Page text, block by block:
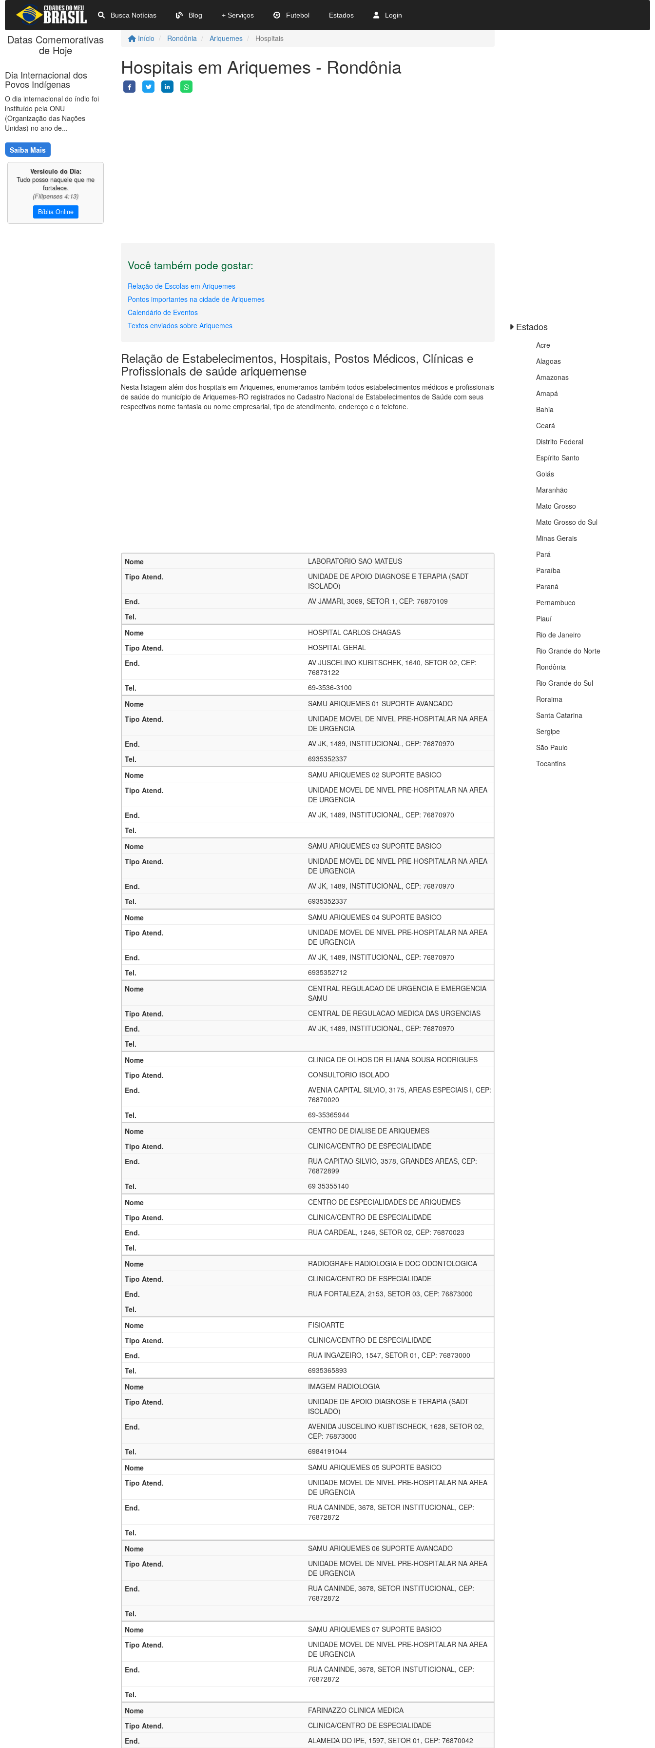
Busca Notícias Blog + Serviços Futebol Estados Login
Início Rondônia Ariquemes Hospitais
Hospitais em Ariquemes - Rondônia
Você também pode gostar:
Relação de Escolas em Ariquemes
Pontos importantes na cidade de Ariquemes
Calendário de Eventos
Textos enviados sobre Ariquemes
Relação de Estabelecimentos, Hospitais, Postos Médicos, Clínicas e
Profissionais de saúde ariquemense
Nesta listagem além dos hospitais em Ariquemes, enumeramos também todos estabelecimentos médicos e profissionais
de saúde do município de Ariquemes-RO registrados no Cadastro Nacional de Estabelecimentos de Saúde com seus
respectivos nome fantasia ou nome empresarial, tipo de atendimento, endereço e o telefone.
LABORATORIO SAO MATEUS
UNIDADE DE APOIO DIAGNOSE E TERAPIA (SADT
ISOLADO)
AV JAMARI, 3069, SETOR 1, CEP: 76870109
HOSPITAL CARLOS CHAGAS
HOSPITAL GERAL
AV JUSCELINO KUBITSCHEK, 1640, SETOR 02, CEP:
76873122
69-3536-3100
SAMU ARIQUEMES 01 SUPORTE AVANCADO
UNIDADE MOVEL DE NIVEL PRE-HOSPITALAR NA AREA
DE URGENCIA
AV JK, 1489, INSTITUCIONAL, CEP: 76870970
6935352337
SAMU ARIQUEMES 02 SUPORTE BASICO
UNIDADE MOVEL DE NIVEL PRE-HOSPITALAR NA AREA
DE URGENCIA
AV JK, 1489, INSTITUCIONAL, CEP: 76870970
SAMU ARIQUEMES 03 SUPORTE BASICO
UNIDADE MOVEL DE NIVEL PRE-HOSPITALAR NA AREA
DE URGENCIA
AV JK, 1489, INSTITUCIONAL, CEP: 76870970
6935352337
SAMU ARIQUEMES 04 SUPORTE BASICO
UNIDADE MOVEL DE NIVEL PRE-HOSPITALAR NA AREA
DE URGENCIA
AV JK, 1489, INSTITUCIONAL, CEP: 76870970
6935352712
CENTRAL REGULACAO DE URGENCIA E EMERGENCIA
SAMU
CENTRAL DE REGULACAO MEDICA DAS URGENCIAS
AV JK, 1489, INSTITUCIONAL, CEP: 76870970
CLINICA DE OLHOS DR ELIANA SOUSA RODRIGUES
CONSULTORIO ISOLADO
AVENIA CAPITAL SILVIO, 3175, AREAS ESPECIAIS I, CEP:
76870020
69-35365944
CENTRO DE DIALISE DE ARIQUEMES
CLINICA/CENTRO DE ESPECIALIDADE
RUA CAPITAO SILVIO, 3578, GRANDES AREAS, CEP:
76872899
69 35355140
CENTRO DE ESPECIALIDADES DE ARIQUEMES
CLINICA/CENTRO DE ESPECIALIDADE
RUA CARDEAL, 1246, SETOR 02, CEP: 76870023
RADIOGRAFE RADIOLOGIA E DOC ODONTOLOGICA
CLINICA/CENTRO DE ESPECIALIDADE
RUA FORTALEZA, 2153, SETOR 03, CEP: 76873000
FISIOARTE
CLINICA/CENTRO DE ESPECIALIDADE
RUA INGAZEIRO, 1547, SETOR 01, CEP: 76873000
6935365893
IMAGEM RADIOLOGIA
UNIDADE DE APOIO DIAGNOSE E TERAPIA (SADT
ISOLADO)
AVENIDA JUSCELINO KUBTISCHECK, 1628, SETOR 02,
CEP: 76873000
6984191044
SAMU ARIQUEMES 05 SUPORTE BASICO
UNIDADE MOVEL DE NIVEL PRE-HOSPITALAR NA AREA
DE URGENCIA
RUA CANINDE, 3678, SETOR INSTITUCIONAL, CEP:
76872872
SAMU ARIQUEMES 06 SUPORTE AVANCADO
UNIDADE MOVEL DE NIVEL PRE-HOSPITALAR NA AREA
DE URGENCIA
RUA CANINDE, 3678, SETOR INSTITUCIONAL, CEP:
76872872
SAMU ARIQUEMES 07 SUPORTE BASICO
UNIDADE MOVEL DE NIVEL PRE-HOSPITALAR NA AREA
DE URGENCIA
RUA CANINDE, 3678, SETOR INSTUTICIONAL, CEP:
76872872
FARINAZZO CLINICA MEDICA
CLINICA/CENTRO DE ESPECIALIDADE
ALAMEDA DO IPE, 1597, SETOR 01, CEP: 76870042
Datas Comemorativas
de Hoje
Dia Internacional dos
Povos Indígenas
O dia internacional do índio foi
instituído pela ONU
(Organização das Nações
Unidas) no ano de...
Saiba Mais
Versículo do Dia:
Tudo posso naquele que me
fortalece.
(Filipenses 4:13)
Bíblia Online
Estados
Acre
Alagoas
Amazonas
Amapá
Bahia
Ceará
Distrito Federal
Espírito Santo
Goiás
Maranhão
Mato Grosso
Mato Grosso do Sul
Minas Gerais
Pará
Paraíba
Paraná
Pernambuco
Piauí
Rio de Janeiro
Rio Grande do Norte
Rondônia
Rio Grande do Sul
Roraima
Santa Catarina
Sergipe
São Paulo
Tocantins